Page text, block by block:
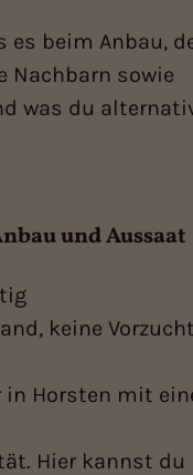
beim Anbau,
Nachbarn sowie
was du
und Aussaat
keine Vorzucht
in Horsten mit
Hier kannst du